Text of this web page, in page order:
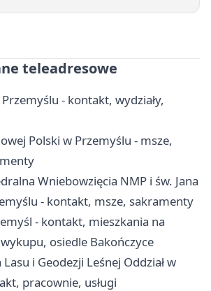
teleadresowe
- kontakt, wydziały,
Polski w Przemyślu - msze,
Wniebowzięcia NMP i św. Jana
- kontakt, msze, sakramenty
- kontakt, mieszkania na
osiedle Bakończyce
i Geodezji Leśnej Oddział w
pracownie, usługi